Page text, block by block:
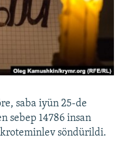
saba iyün 25-de
sebep 14786 insan
söndürildi.